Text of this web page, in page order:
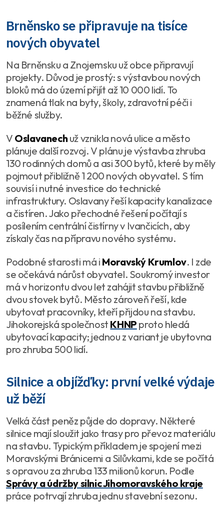
Brněnsko se připravuje na tisíce
nových obyvatel
Na Brněnsku a Znojemsku už obce připravují
projekty. Důvod je prostý: s výstavbou nových
bloků má do území přijít až 10 000 lidí. To
znamená tlak na byty, školy, zdravotní péči i
běžné služby.
V Oslavanechuž vznikla nová ulice a město
plánuje další rozvoj. V plánu je výstavba zhruba
130 rodinných domů a asi 300 bytů, které by měly
pojmout přibližně 1 200 nových obyvatel. S tím
souvisí i nutné investice do technické
infrastruktury. Oslavany řeší kapacity kanalizace
a čistíren. Jako přechodné řešení počítají s
posílením centrální čistírny v Ivančicích, aby
získaly čas na přípravu nového systému.
Podobné starosti má i Moravský Krumlov. I zde
se očekává nárůst obyvatel. Soukromý investor
má v horizontu dvou let zahájit stavbu přibližně
dvou stovek bytů. Město zároveň řeší, kde
ubytovat pracovníky, kteří přijdou na stavbu.
Jihokorejská společnost KHNP proto hledá
ubytovací kapacity; jednou z variant je ubytovna
pro zhruba 500 lidí.
Silnice a objížďky: první velké výdaje
už běží
Velká část peněz půjde do dopravy. Některé
silnice mají sloužit jako trasy pro převoz materiálu
na stavbu. Typickým příkladem je spojení mezi
Moravskými Bránicemi a Silůvkami, kde se počítá
s opravou za zhruba 133 milionů korun. Podle
Správy a údržby silnic Jihomoravského kraje
práce potrvají zhruba jednu stavební sezonu.